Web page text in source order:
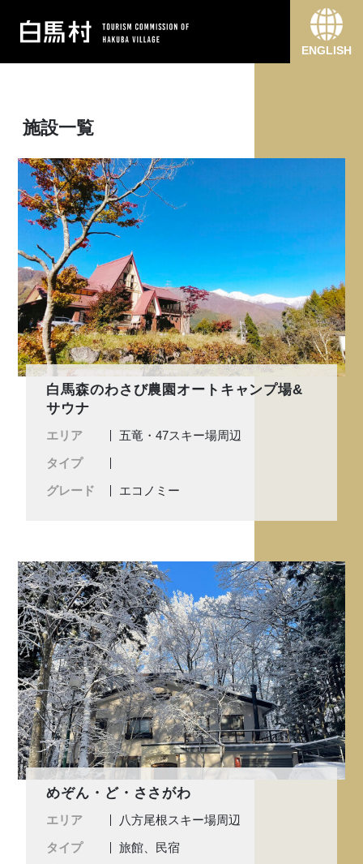
ENGLISH
施設一覧
白馬森のわさび農園オートキャンプ場&
サウナ
エリア
五竜・47スキー場周辺
タイプ
グレード
エコノミー
めぞん・ど・ささがわ
エリア
八方尾根スキー場周辺
タイプ
旅館、民宿